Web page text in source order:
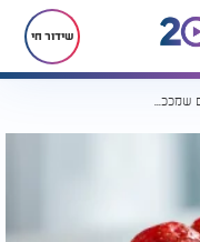
שידור חי
עוגת התותים שמככבת בכל אירוח: נראית מיליון דולר וקלה להכנה